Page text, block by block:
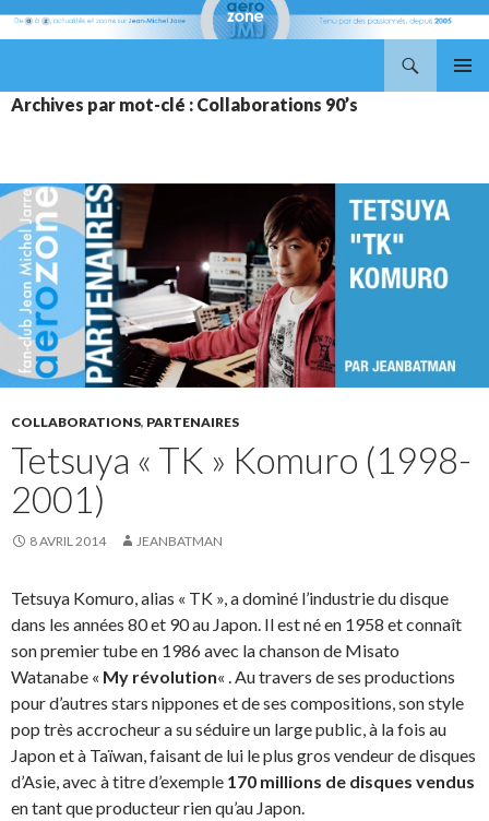
AU
Archives par mot-clé : Collaborations 90’s
COLLABORATIONS, PARTENAIRES
Tetsuya « TK » Komuro (1998-
2001)
8 AVRIL 2014 JEANBATMAN
Tetsuya Komuro, alias « TK », a dominé l’industrie du disque
dans les années 80 et 90 au Japon. Il est né en 1958 et connaît
son premier tube en 1986 avec la chanson de Misato
Watanabe « My révolution« . Au travers de ses productions
pour d’autres stars nippones et de ses compositions, son style
pop très accrocheur a su séduire un large public, à la fois au
Japon et à Taïwan, faisant de lui le plus gros vendeur de disques
d’Asie, avec à titre d’exemple 170 millions de disques vendus
en tant que producteur rien qu’au Japon.